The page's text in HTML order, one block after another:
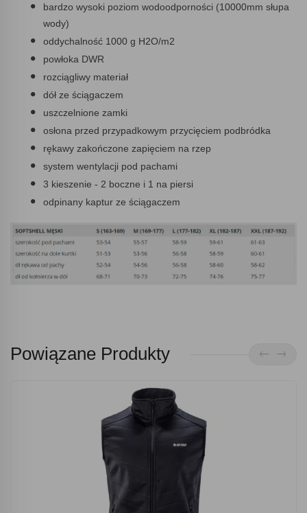
bardzo wysoki poziom wodoodporności (10000mm słupa
wody)
oddychalność 1000 g H2O/m2
powłoka DWR
rozciągliwy materiał
dół ze ściągaczem
uszczelnione zamki
osłona przed przypadkowym przycięciem podbródka
rękawy zakończone zapięciem na rzep
system wentylacji pod pachami
3 kieszenie - 2 boczne i 1 na piersi
odpinany kaptur ze ściągaczem
Powiązane Produkty